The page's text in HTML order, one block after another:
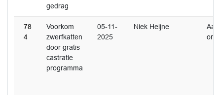
gedrag
78
4
Voorkom
zwerfkatten
door gratis
castratie
programma
05-11-
2025
Niek Heijne